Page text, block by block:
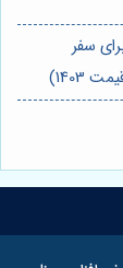
سفر